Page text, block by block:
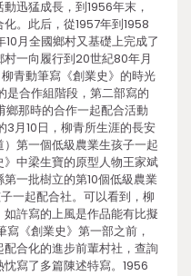
迅猛成長，到1956年末，
。此后，從1957年到1958
月全國鄉村又基礎上完成了
一向履行到20世紀80年月
青動筆寫《創業史》的時光
是合作組階段，第二部寫的
鄉那時的合作一起配合活動
3月10日，柳青所生涯的長安
第一個低級農業生孩子一起
中梁生寶的原型人物王家斌
一批樹立的第10個低級農業
一起配合社。可以看到，柳
許寫的上風是作品能有比擬
《創業史》第一部之前，
合化的進步前輩村社，查詢
寫了多篇陳述特寫。1956